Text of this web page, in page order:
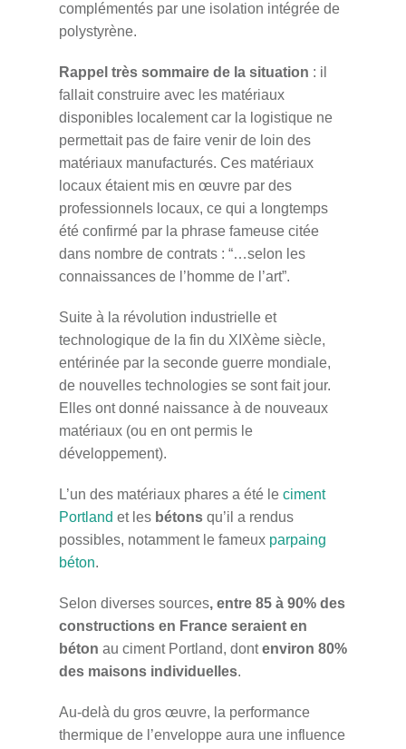
complémentés par une isolation intégrée de
polystyrène.
Rappel très sommaire de la situation : il
fallait construire avec les matériaux
disponibles localement car la logistique ne
permettait pas de faire venir de loin des
matériaux manufacturés. Ces matériaux
locaux étaient mis en œuvre par des
professionnels locaux, ce qui a longtemps
été confirmé par la phrase fameuse citée
dans nombre de contrats : “…selon les
connaissances de l’homme de l’art”.
Suite à la révolution industrielle et
technologique de la fin du XIXème siècle,
entérinée par la seconde guerre mondiale,
de nouvelles technologies se sont fait jour.
Elles ont donné naissance à de nouveaux
matériaux (ou en ont permis le
développement).
L’un des matériaux phares a été le ciment
Portland et les bétonsqu’il a rendus
possibles, notamment le fameux parpaing
béton.
Selon diverses sources, entre 85 à 90% des
constructions en France seraient en
béton au ciment Portland, dontenviron 80%
des maisons individuelles.
Au-delà du gros œuvre, la performance
thermique de l’enveloppe aura une influence